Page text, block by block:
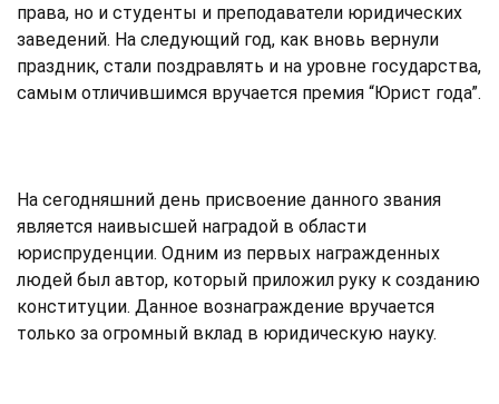
права, но и студенты и преподаватели юридических
заведений. На следующий год, как вновь вернули
праздник, стали поздравлять и на уровне государства,
самым отличившимся вручается премия “Юрист года”.
На сегодняшний день присвоение данного звания
является наивысшей наградой в области
юриспруденции. Одним из первых награжденных
людей был автор, который приложил руку к созданию
конституции. Данное вознаграждение вручается
только за огромный вклад в юридическую науку.